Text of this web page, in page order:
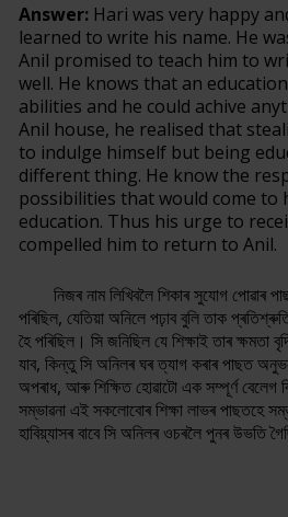
Answer: Hari was very happy
learned to write his name. He
Anil promised to teach him to
well. He knows that an
abilities and he could achive
Anil house, he realised that
to indulge himself but being
different thing. He know the
possibilities that would come to
education. Thus his urge to
compelled him to return to Anil.
নিজৰ নাম লিখিবলৈ শিকাৰ সুযোগ পোৱাৰ
পৰিছিল, যেতিয়া অনিলে পঢ়াব বুলি তাক
হৈ পৰিছিল। সি জনিছিল যে শিক্ষাই তাৰ
যাব, কিন্তু সি অনিলৰ ঘৰ ত্যাগ কৰাৰ পাছত
অপৰাধ, আৰু শিক্ষিত হোৱাটো এক সম্পূৰ্ণ বেলেগ
সম্ভাৱনা এই সকলোবোৰ শিক্ষা লাভৰ পাছতহে
হাবিয়্যাসৰ বাবে সি অনিলৰ ওচৰলৈ পুনৰ উভতি